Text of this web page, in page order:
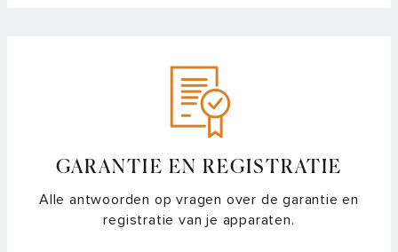
GARANTIE EN REGISTRATIE
Alle antwoorden op vragen over de garantie en
registratie van je apparaten.